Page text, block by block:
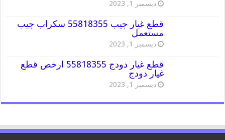
ديسمبر 1, 2023
قطع غيار جيب 55818355 سكراب جيب
مستعمل
ديسمبر 1, 2023
قطع غيار دودج 55818355 ارخص قطع
غيار دودج
ديسمبر 1, 2023